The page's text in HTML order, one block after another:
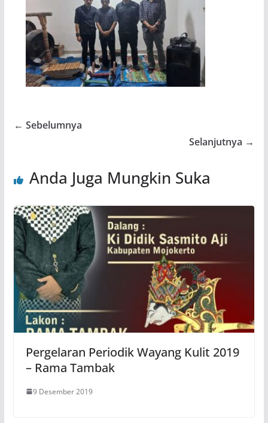
← Sebelumnya
Selanjutnya →
Anda Juga Mungkin Suka
Pergelaran Periodik Wayang Kulit 2019
– Rama Tambak
9 Desember 2019